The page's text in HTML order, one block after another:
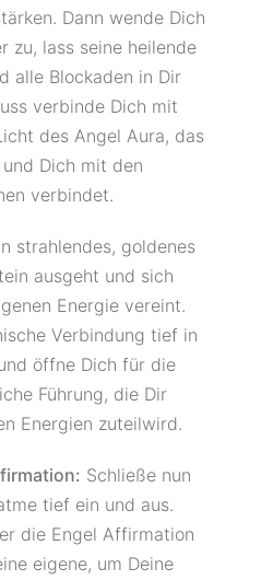
Dann wende Dich
zu, lass seine heilende
alle Blockaden in Dir
verbinde Dich mit
des Angel Aura, das
Dich mit den
verbindet.
strahlendes, goldenes
ausgeht und sich
Energie vereint.
Verbindung tief in
öffne Dich für die
Führung, die Dir
Energien zuteilwird.
Schließe nun
tief ein und aus.
die Engel Affirmation
eigene, um Deine